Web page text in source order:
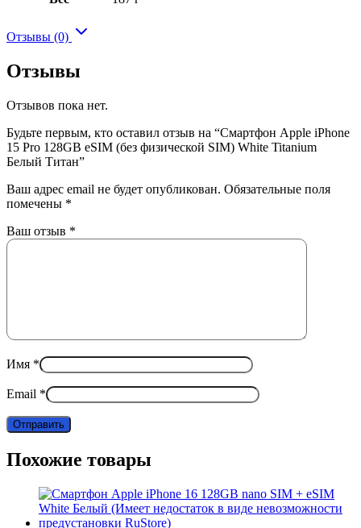
Отзывы (0)
Отзывы
Отзывов пока нет.
Будьте первым, кто оставил отзыв на “Смартфон Apple iPhone
15 Pro 128GB eSIM (без физической SIM) White Titanium
Белый Титан”
Ваш адрес email не будет опубликован. Обязательные поля
помечены *
Ваш отзыв *
Имя *
Email *
Похожие товары